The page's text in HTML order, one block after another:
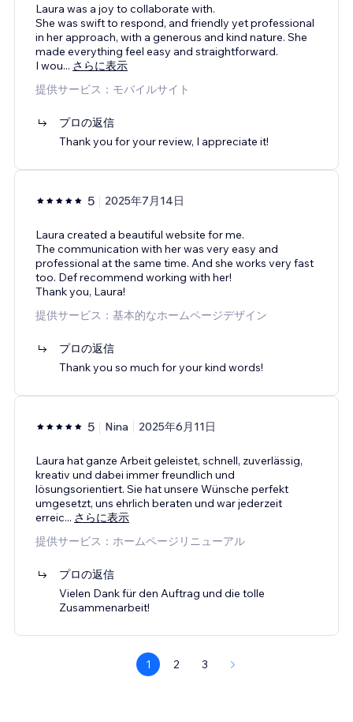
Laura was a joy to collaborate with.
She was swift to respond, and friendly yet professional
in her approach, with a generous and kind nature. She
made everything feel easy and straightforward.
I wou... さらに表示
提供サービス：モバイルサイト
プロの返信
Thank you for your review, I appreciate it!
5 2025年7月14日
Laura created a beautiful website for me.
The communication with her was very easy and
professional at the same time. And she works very fast
too. Def recommend working with her!
Thank you, Laura!
提供サービス：基本的なホームページデザイン
プロの返信
Thank you so much for your kind words!
5 Nina 2025年6月11日
Laura hat ganze Arbeit geleistet, schnell, zuverlässig,
kreativ und dabei immer freundlich und
lösungsorientiert. Sie hat unsere Wünsche perfekt
umgesetzt, uns ehrlich beraten und war jederzeit
erreic... さらに表示
提供サービス：ホームページリニューアル
プロの返信
Vielen Dank für den Auftrag und die tolle
Zusammenarbeit!
1 2 3